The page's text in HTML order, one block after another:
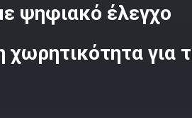
ψηφιακό έλεγχο
για